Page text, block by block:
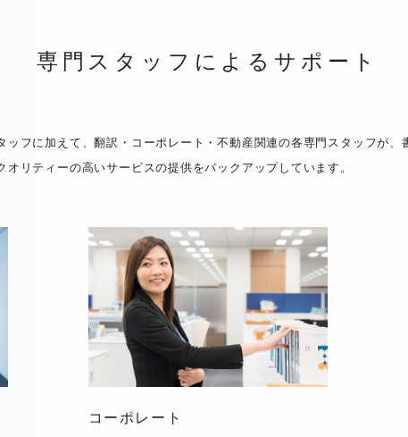
専門スタッフによるサポート
ッフに加えて、翻訳・コーポレート・不動産関連の各専門スタッフが、
オリティーの高いサービスの提供をバックアップしています。
コーポレート